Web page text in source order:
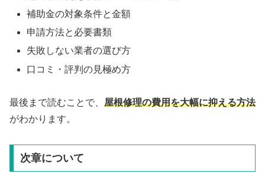
補助金の対象条件と金額
申請方法と必要書類
失敗しない業者の選び方
口コミ・評判の見極め方
最後まで読むことで、 屋根修理の費用を大幅に抑える方法
がわかります。
次章について